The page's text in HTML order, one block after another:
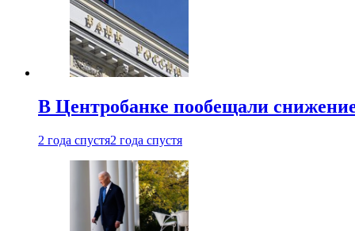
В Центробанке пообещали
2 года спустя2 года спустя